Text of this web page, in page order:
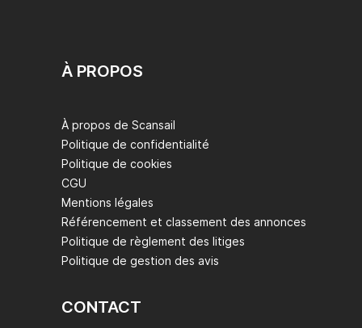
À PROPOS
À propos de Scansail
Politique de confidentialité
Politique de cookies
CGU
Mentions légales
Référencement et classement des annonces
Politique de règlement des litiges
Politique de gestion des avis
CONTACT